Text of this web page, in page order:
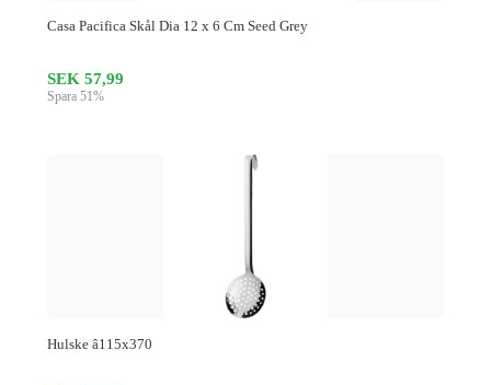
Casa Pacifica Skål Dia 12 x 6 Cm Seed Grey
SEK 57,99
Spara 51%
Hulske â115x370